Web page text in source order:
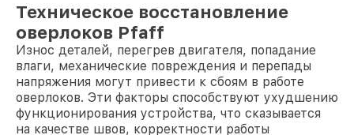
Техническое восстановление
оверлоков Pfaff
Износ деталей, перегрев двигателя, попадание
влаги, механические повреждения и перепады
напряжения могут привести к сбоям в работе
оверлоков. Эти факторы способствуют ухудшению
функционирования устройства, что сказывается
на качестве швов, корректности работы